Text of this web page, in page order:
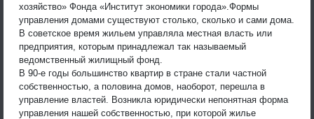
хозяйство» Фонда «Институт экономики города». Формы
управления домами существуют столько, сколько и сами дома.
В советское время жильем управляла местная власть или
предприятия, которым принадлежал так называемый
ведомственный жилищный фонд.
В 90-е годы большинство квартир в стране стали частной
собственностью, а половина домов, наоборот, перешла в
управление властей. Возникла юридически непонятная форма
управления нашей собственностью, при которой жилье